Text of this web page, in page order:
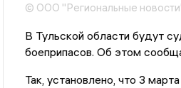
© ООО "Региональные
В Тульской области будут
боеприпасов. Об этом
Так, установлено, что 3